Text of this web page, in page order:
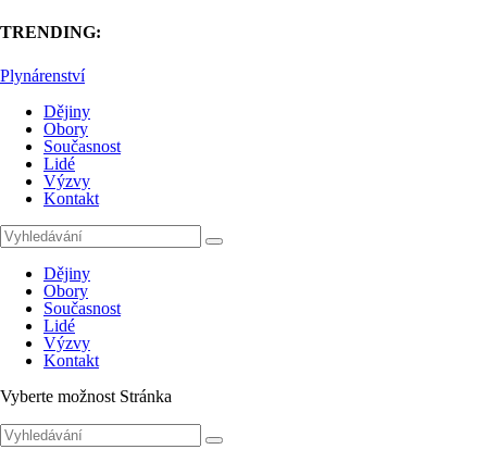
TRENDING:
Plynárenství
Dějiny
Obory
Současnost
Lidé
Výzvy
Kontakt
Dějiny
Obory
Současnost
Lidé
Výzvy
Kontakt
Vyberte možnost Stránka